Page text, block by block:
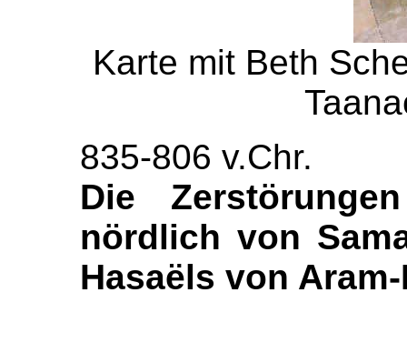
Karte mit Beth
835-806 v.Chr.
Die
nördlich von
Hasaëls von